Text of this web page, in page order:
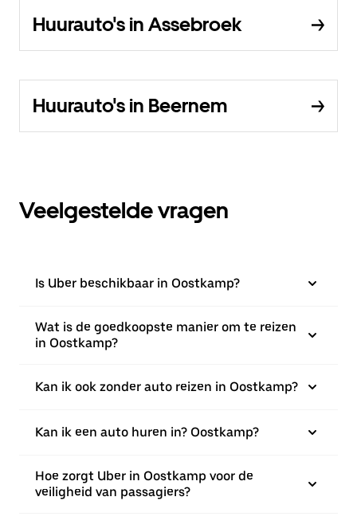
Huurauto's in Assebroek
Huurauto's in Beernem
Veelgestelde vragen
Is Uber beschikbaar in Oostkamp?
Wat is de goedkoopste manier om te reizen
in Oostkamp?
Kan ik ook zonder auto reizen in Oostkamp?
Kan ik een auto huren in? Oostkamp?
Hoe zorgt Uber in Oostkamp voor de
veiligheid van passagiers?